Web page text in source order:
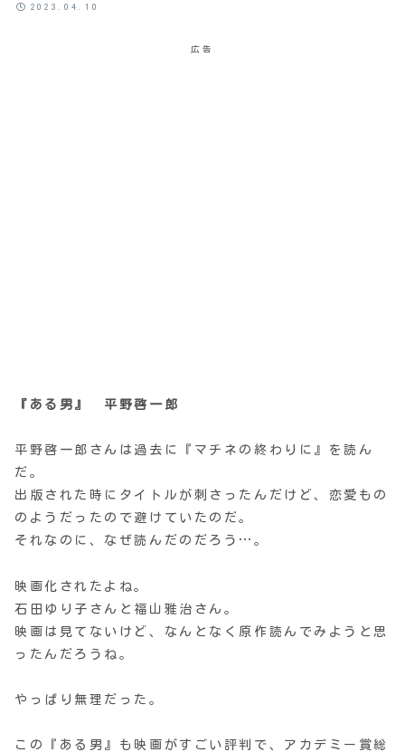
2023.04.10
広告
『ある男』 平野啓一郎
平野啓一郎さんは過去に『マチネの終わりに』を読ん
だ。
出版された時にタイトルが刺さったんだけど、恋愛もの
のようだったので避けていたのだ。
それなのに、なぜ読んだのだろう…。
映画化されたよね。
石田ゆり子さんと福山雅治さん。
映画は見てないけど、なんとなく原作読んでみようと思
ったんだろうね。
やっぱり無理だった。
この『ある男』も映画がすごい評判で、アカデミー賞総